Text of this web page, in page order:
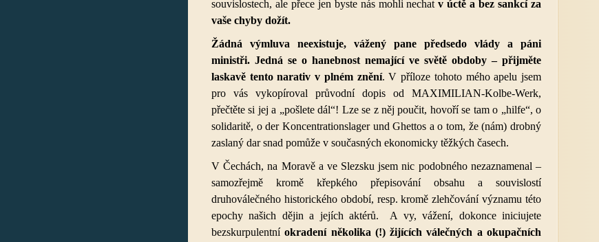
souvislostech, ale přece jen byste nás mohli nechatv úctě a bez sankcí za
vaše chyby dožít.
Žádná výmluva neexistuje, vážený pane předsedo vlády a páni
ministři. Jedná se o hanebnost nemající ve světě obdoby – přijměte
laskavě tento narativ v plném znění. V příloze tohoto mého apelu jsem
pro vás vykopíroval průvodní dopis od MAXIMILIAN-Kolbe-Werk,
přečtěte si jej a „pošlete dál“! Lze se z něj poučit, hovoří se tam o „hilfe“, o
solidaritě, o der Koncentrationslager und Ghettos a o tom, že (nám) drobný
zaslaný dar snad pomůže v současných ekonomicky těžkých časech.
V Čechách, na Moravě a ve Slezsku jsem nic podobného nezaznamenal –
samozřejmě kromě křepkého přepisování obsahu a souvislostí
druhoválečného historického období, resp. kromě zlehčování významu této
epochy našich dějin a jejích aktérů. A vy, vážení, dokonce iniciujete
bezskurpulentníokradení několika (!) žijících válečných a okupačních